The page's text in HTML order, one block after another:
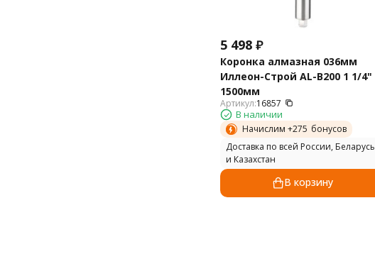
5 498 ₽
Коронка алмазная 036мм
Иллеон-Строй AL-B200 1 1/4"
1500мм
Артикул:16857
В наличии
Начислим +275 бонусов
Доставка по всей России, Беларусь
и Казахстан
В корзину